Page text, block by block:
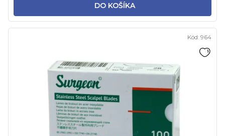
DO KOŠÍKA
Kód: 964